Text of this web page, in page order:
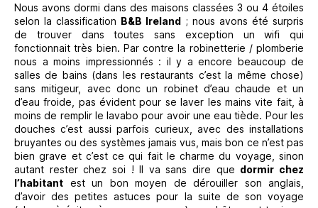
Nous avons dormi dans des maisons classées 3 ou 4 étoiles
selon la classification B&B Ireland ; nous avons été surpris
de trouver dans toutes sans exception un wifi qui
fonctionnait très bien. Par contre la robinetterie / plomberie
nous a moins impressionnés : il y a encore beaucoup de
salles de bains (dans les restaurants c’est la même chose)
sans mitigeur, avec donc un robinet d’eau chaude et un
d’eau froide, pas évident pour se laver les mains vite fait, à
moins de remplir le lavabo pour avoir une eau tiède. Pour les
douches c’est aussi parfois curieux, avec des installations
bruyantes ou des systèmes jamais vus, mais bon ce n’est pas
bien grave et c’est ce qui fait le charme du voyage, sinon
autant rester chez soi ! Il va sans dire que dormir chez
l’habitant est un bon moyen de dérouiller son anglais,
d’avoir des petites astuces pour la suite de son voyage